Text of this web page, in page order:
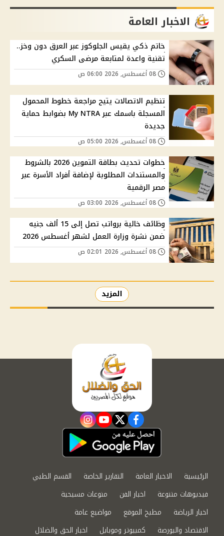
الاخبار العامة
خاتم ذكي يقيس الجلوكوز عبر العرق دون وخز..
تقنية واعدة لمتابعة مرضى السكري
تنظيم الاتصالات يتيح مراجعة خطوط المحمول
المسجلة باسمك عبر My NTRA بضوابط حماية
جديدة
خطوات تحديث بطاقة التموين 2026 بالشروط
والمستندات المطلوبة لإضافة أفراد الأسرة عبر
مصر الرقمية
وظائف خالية برواتب تصل إلى 15 ألف جنيه
ضمن نشرة وزارة العمل لشهر أغسطس 2026
المزيد
facebook
twitter
youtube
instagram
الرئيسية الاخبار العامة التقارير الخاصة
القسم الطبي
فيديوهات متنوعة
اخبار الفن
منوعات مسيحية
اخبار الرياضة
مطبخ الموقع
مواضيع عامة
الاقتصاد والبورصة
كمبيوتر وموبايل اخبار الحق والضلال